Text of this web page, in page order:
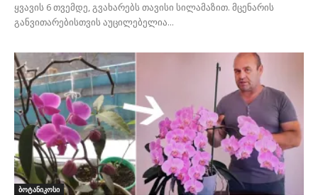
ყვავის 6 თვემდე, გვახარებს თავისი სილამაზით. მცენარის
განვითარებისთვის აუცილებელია...
ბოტანიკოსი